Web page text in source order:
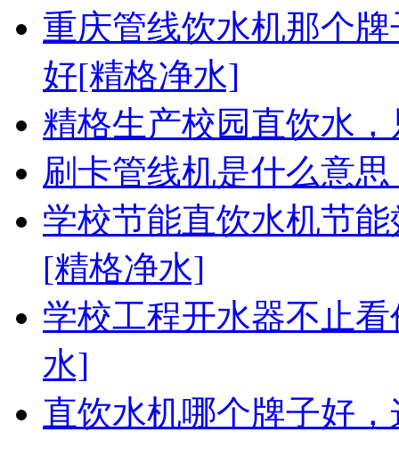
重庆管线饮水机那个
好[精格净水]
精格生产校园直饮水
刷卡管线机是什么意
学校节能直饮水机节
[精格净水]
学校工程开水器不止
水]
直饮水机哪个牌子好